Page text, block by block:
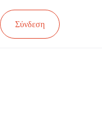
Σύνδεση